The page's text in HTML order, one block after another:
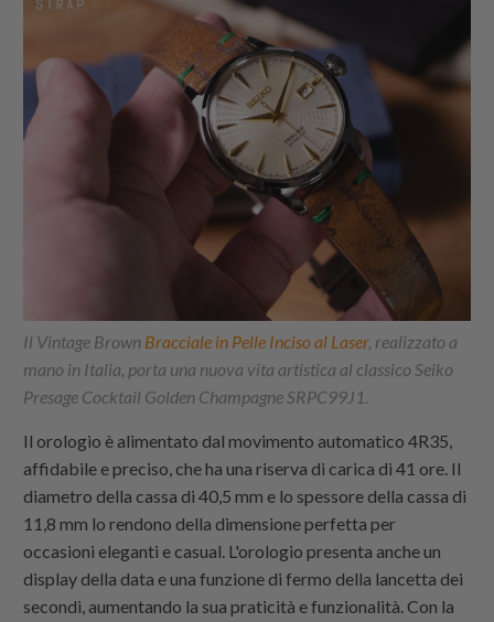
Il Vintage Brown Bracciale in Pelle Inciso al Laser, realizzato a
mano in Italia, porta una nuova vita artistica al classico Seiko
Presage Cocktail Golden Champagne SRPC99J1.
Il orologio è alimentato dal movimento automatico 4R35,
affidabile e preciso, che ha una riserva di carica di 41 ore. Il
diametro della cassa di 40,5 mm e lo spessore della cassa di
11,8 mm lo rendono della dimensione perfetta per
occasioni eleganti e casual. L'orologio presenta anche un
display della data e una funzione di fermo della lancetta dei
secondi, aumentando la sua praticità e funzionalità. Con la